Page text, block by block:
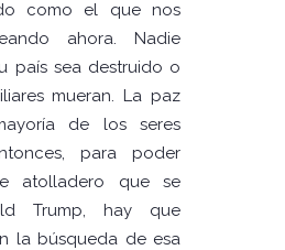
como el que nos
ahora. Nadie
país sea destruido o
mueran. La paz
de los seres
para poder
atolladero que se
Trump, hay que
la búsqueda de esa